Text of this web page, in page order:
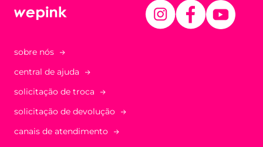
sobre nós
central de ajuda
solicitação de troca
solicitação de devolução
canais de atendimento